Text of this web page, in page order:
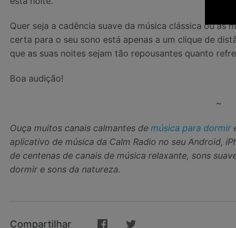
Quer seja a cadência suave da música clássica ou as
certa para o seu sono está apenas a um clique de
que as suas noites sejam tão repousantes quanto
Boa audição!
~
Ouça muitos canais calmantes de música para dormir
aplicativo de música da Calm Radio no seu Android,
de centenas de canais de música relaxante, sons
dormir e sons da natureza.
Compartilhar